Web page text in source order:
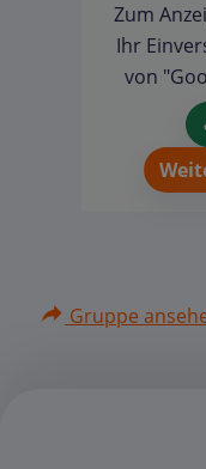
Zum
Ihr
von
Gruppe